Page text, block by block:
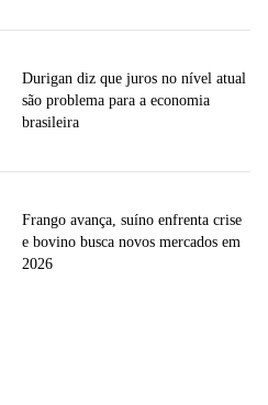
Durigan diz que juros no nível atual
são problema para a economia
brasileira
Frango avança, suíno enfrenta crise
e bovino busca novos mercados em
2026